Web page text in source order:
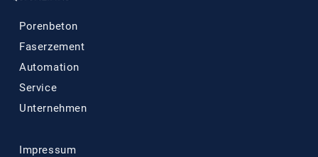
Porenbeton
Faserzement
Automation
Service
Unternehmen
Impressum